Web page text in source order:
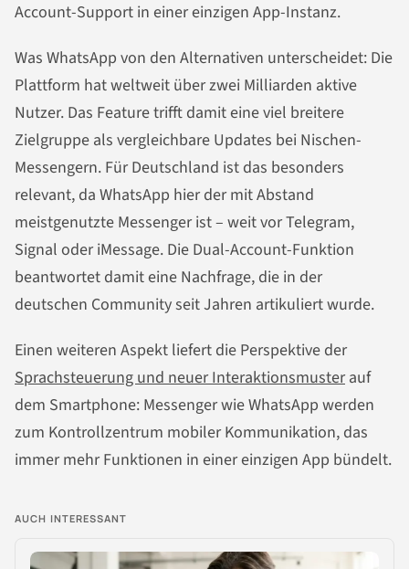
Account-Support in einer einzigen App-Instanz.
Was WhatsApp von den Alternativen unterscheidet: Die
Plattform hat weltweit über zwei Milliarden aktive
Nutzer. Das Feature trifft damit eine viel breitere
Zielgruppe als vergleichbare Updates bei Nischen-
Messengern. Für Deutschland ist das besonders
relevant, da WhatsApp hier der mit Abstand
meistgenutzte Messenger ist – weit vor Telegram,
Signal oder iMessage. Die Dual-Account-Funktion
beantwortet damit eine Nachfrage, die in der
deutschen Community seit Jahren artikuliert wurde.
Einen weiteren Aspekt liefert die Perspektive der
Sprachsteuerung und neuer Interaktionsmusterauf
dem Smartphone: Messenger wie WhatsApp werden
zum Kontrollzentrum mobiler Kommunikation, das
immer mehr Funktionen in einer einzigen App bündelt.
AUCH INTERESSANT